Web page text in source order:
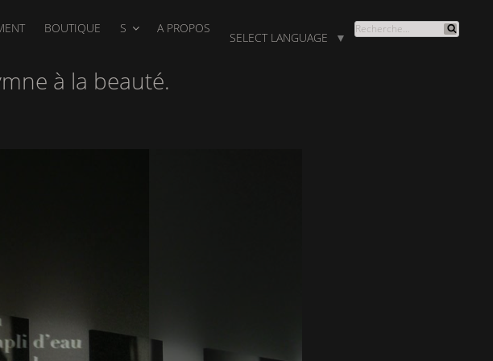
BOUTIQUE S A PROPOS
SELECT LANGUAGE ▼
RECHERCHE
Recherche
à la beauté.